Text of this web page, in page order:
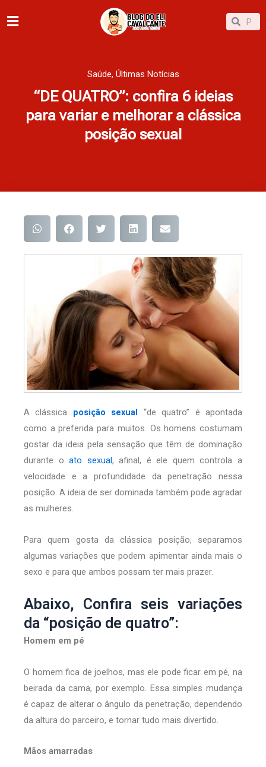
para
Pesquisar
Saúde, Últimas Notícias
“DE QUATRO”: confira 6 ideias
para variar e melhorar a clássica
posição sexual
A clássica posição sexual “de quatro” é apontada
como a preferida para muitos. Os homens costumam
gostar da ideia pela sensação que têm de dominação
durante oato sexual, afinal, é ele quem controla a
velocidade e a profundidade da penetração nessa
posição. A ideia de ser dominada também pode agradar
as mulheres.
Para quem gosta da clássica posição, separamos
algumas variações que podem apimentar ainda mais o
sexo e para que ambos possam ter mais prazer.
Abaixo, Confira seis variações
da “posição de quatro”:
Homem em pé
O homem fica de joelhos, mas ele pode ficar em pé, na
beirada da cama, por exemplo. Essa simples mudança
é capaz de alterar o ângulo da penetração, dependendo
da altura do parceiro, e tornar tudo mais divertido.
Mãos amarradas